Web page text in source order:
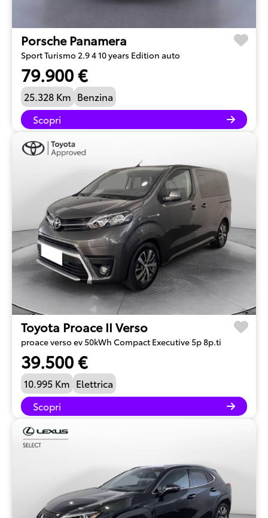
Porsche Panamera
Sport Turismo 2.9 4 10 years Edition auto
79.900 €
25.328 Km Benzina
Scopri
Toyota Proace II Verso
proace verso ev 50kWh Compact Executive 5p 8p.ti
39.500 €
10.995 Km Elettrica
Scopri